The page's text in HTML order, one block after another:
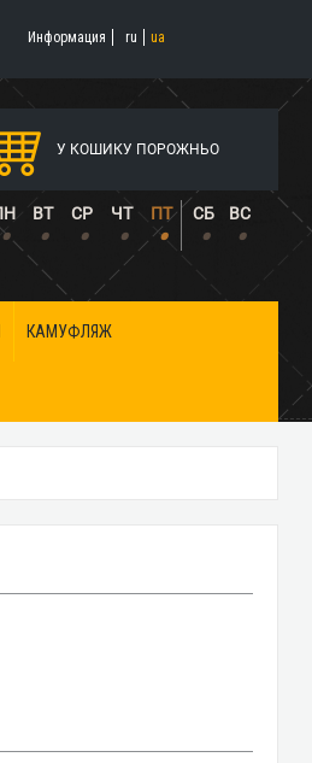
Информация ru ua
У КОШИКУ ПОРОЖНЬО
ВТ СР ЧТ ПТ СБ ВС
• • • • • • •
КАМУФЛЯЖ